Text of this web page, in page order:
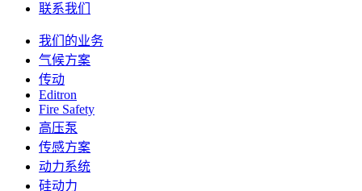
联系我们
我们的业务
气候方案
传动
Editron
Fire Safety
高压泵
传感方案
动力系统
硅动力